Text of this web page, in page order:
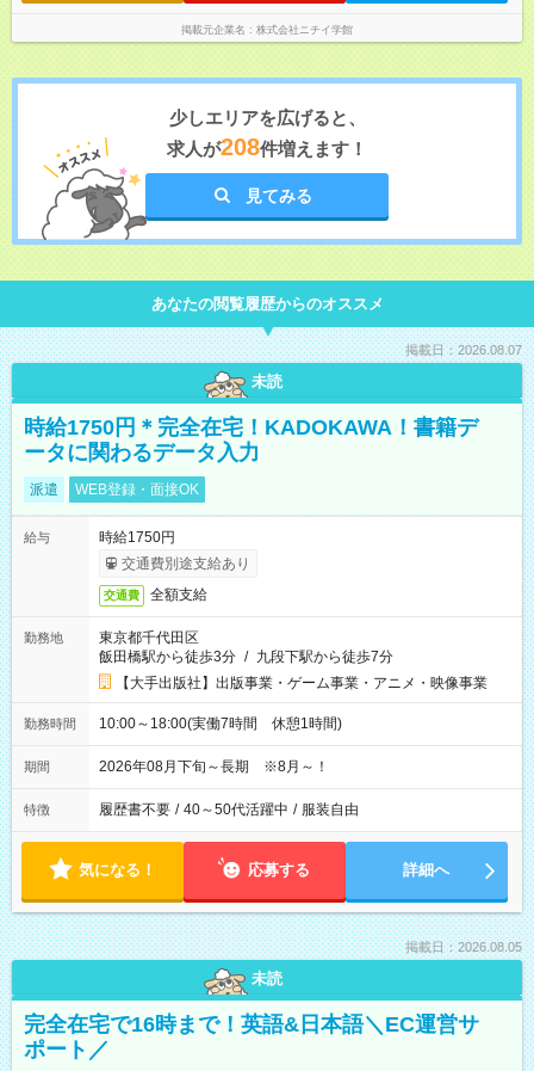
勤：16:30～翌9:30 ※上記は一例です。 ※勤務日数や時間帯はご
相談ください。掲載元企業名 株式会社ニチイ学館
少しエリアを広げると、
求人が208件増えます！
見てみる
あなたの閲覧履歴からのオススメ
掲載日：2026.08.07
未読
時給1750円＊完全在宅！KADOKAWA！書籍デ
ータに関わるデータ入力
派遣 WEB登録・面接OK
給与
時給1750円
交通費別途支給あり
交通費 全額支給
勤務地
東京都千代田区
飯田橋駅から徒歩3分 / 九段下駅から徒歩7分
【大手出版社】出版事業・ゲーム事業・アニメ・映像事業
勤務時間 10:00～18:00(実働7時間 休憩1時間)
期間 2026年08月下旬～長期 ※8月～！
特徴 履歴書不要 / 40～50代活躍中 / 服装自由
気になる！ 応募する 詳細へ
掲載日：2026.08.05
未読
完全在宅で16時まで！英語&日本語＼EC運営サ
ポート／